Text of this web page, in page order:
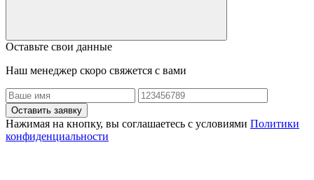
Оставьте свои данные
Наш менеджер скоро свяжется с вами
Оставить заявку
Нажимая на кнопку, вы соглашаетесь с условиями Политики
конфиденциальности